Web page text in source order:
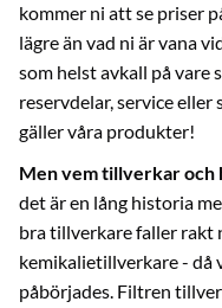
kommer ni att se priser
lägre än vad ni är vana
som helst avkall på vare
reservdelar, service
gäller våra produkter!
Men vem tillverkar och
det är en lång historia
bra tillverkare faller rakt
kemikalietillverkare - då
påbörjades. Filtren